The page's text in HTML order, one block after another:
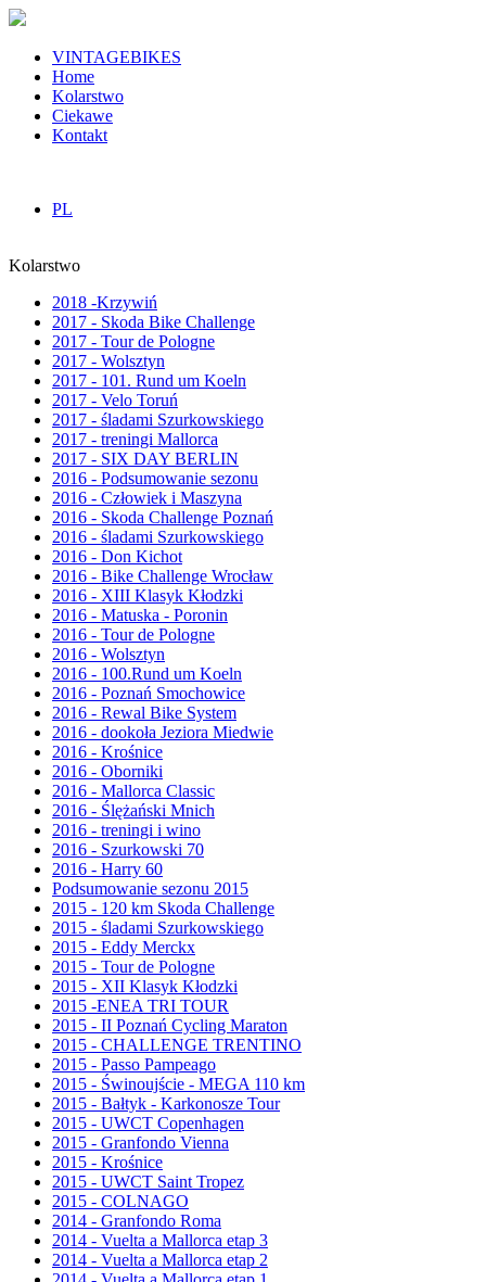
VINTAGEBIKES
Home
Kolarstwo
Ciekawe
Kontakt
PL
Kolarstwo
2018 -Krzywiń
2017 - Skoda Bike Challenge
2017 - Tour de Pologne
2017 - Wolsztyn
2017 - 101. Rund um Koeln
2017 - Velo Toruń
2017 - śladami Szurkowskiego
2017 - treningi Mallorca
2017 - SIX DAY BERLIN
2016 - Podsumowanie sezonu
2016 - Człowiek i Maszyna
2016 - Skoda Challenge Poznań
2016 - śladami Szurkowskiego
2016 - Don Kichot
2016 - Bike Challenge Wrocław
2016 - XIII Klasyk Kłodzki
2016 - Matuska - Poronin
2016 - Tour de Pologne
2016 - Wolsztyn
2016 - 100.Rund um Koeln
2016 - Poznań Smochowice
2016 - Rewal Bike System
2016 - dookoła Jeziora Miedwie
2016 - Krośnice
2016 - Oborniki
2016 - Mallorca Classic
2016 - Ślężański Mnich
2016 - treningi i wino
2016 - Szurkowski 70
2016 - Harry 60
Podsumowanie sezonu 2015
2015 - 120 km Skoda Challenge
2015 - śladami Szurkowskiego
2015 - Eddy Merckx
2015 - Tour de Pologne
2015 - XII Klasyk Kłodzki
2015 -ENEA TRI TOUR
2015 - II Poznań Cycling Maraton
2015 - CHALLENGE TRENTINO
2015 - Passo Pampeago
2015 - Świnoujście - MEGA 110 km
2015 - Bałtyk - Karkonosze Tour
2015 - UWCT Copenhagen
2015 - Granfondo Vienna
2015 - Krośnice
2015 - UWCT Saint Tropez
2015 - COLNAGO
2014 - Granfondo Roma
2014 - Vuelta a Mallorca etap 3
2014 - Vuelta a Mallorca etap 2